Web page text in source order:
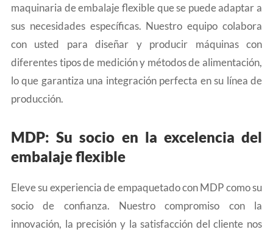
maquinaria de embalaje flexible que se puede adaptar a
sus necesidades específicas. Nuestro equipo colabora
con usted para diseñar y producir máquinas con
diferentes tipos de medición y métodos de alimentación,
lo que garantiza una integración perfecta en su línea de
producción.
MDP: Su socio en la excelencia del
embalaje flexible
Eleve su experiencia de empaquetado con MDP como su
socio de confianza. Nuestro compromiso con la
innovación, la precisión y la satisfacción del cliente nos